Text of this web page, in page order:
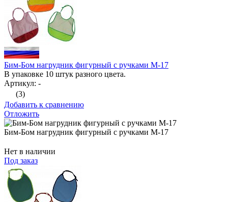
Бим-Бом нагрудник фигурный с ручками М-17
В упаковке 10 штук разного цвета.
Артикул: -
(3)
Добавить к сравнению
Отложить
Бим-Бом нагрудник фигурный с ручками М-17
Нет в наличии
Под заказ